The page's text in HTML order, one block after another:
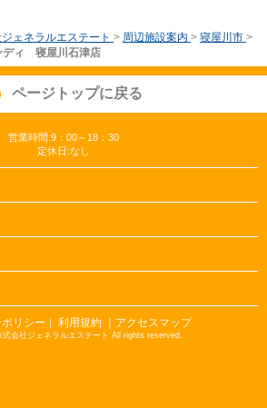
ェネラルエステート > 周辺施設案内 > 寝屋川市 >
ディ 寝屋川石津店
ページトップに戻る
営業時間:9：00～18：30
定休日:なし
リシー ｜ 利用規約 ｜アクセスマップ
会社ジェネラルエステート All rights reserved.